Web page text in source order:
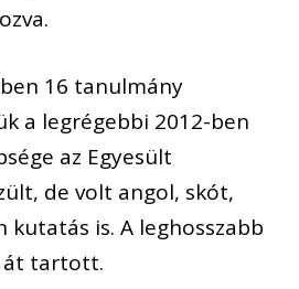
16 tanulmány
a legrégebbi 2012-ben
az Egyesült
de volt angol, skót,
kutatás is. A leghosszabb
át tartott.